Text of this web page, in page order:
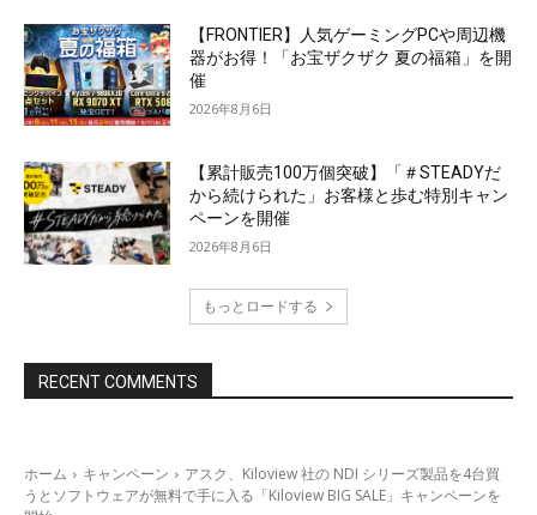
【FRONTIER】人気ゲーミングPCや周辺機
器がお得！「お宝ザクザク 夏の福箱」を開
催
2026年8月6日
【累計販売100万個突破】「＃STEADYだ
から続けられた」お客様と歩む特別キャン
ペーンを開催
2026年8月6日
もっとロードする
RECENT COMMENTS